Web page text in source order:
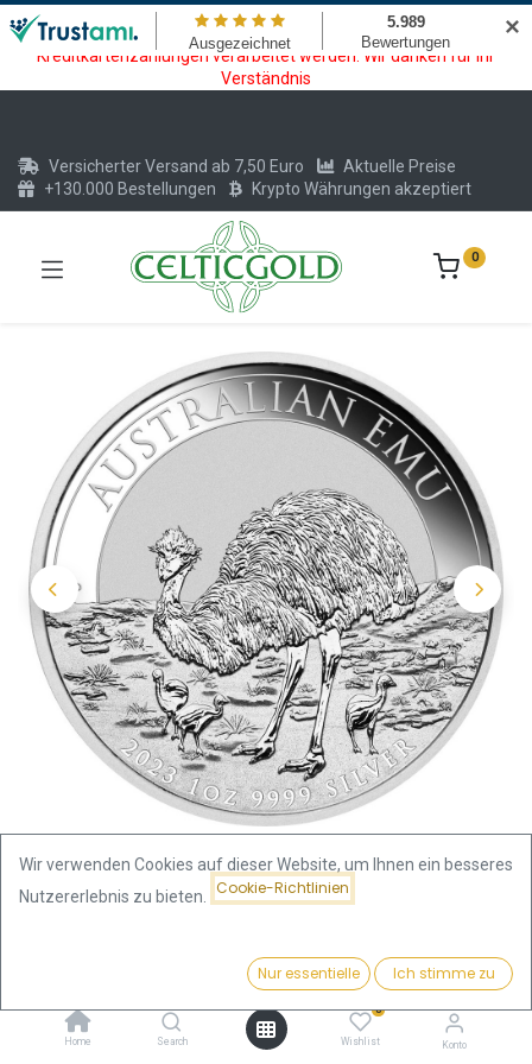
Wartungsarbeiten am Kreditkarten und Krypto Bezahlmodul. In der
Zeit vom 20.07. - 09.08.2026 können keine Krypto oder
Kreditkartenzahlungen verarbeitet werden. Wir danken für Ihr
Verständnis
Preis:
92,48 € Kaufen
Home Search
0
Wishlist Konto
Versicherter Versand ab 7,50 Euro
Aktuelle Preise
+130.000 Bestellungen
Krypto Währungen akzeptiert
0
Australien Emu 1 Unze Silbermünze 2023 | differenzbesteuert
Australien Emu 1 Unze
Wir verwenden Cookies auf dieser Website, um Ihnen ein besseres
Nutzererlebnis zu bieten.
Cookie-Richtlinien
Nur essentielle Ich stimme zu
✕